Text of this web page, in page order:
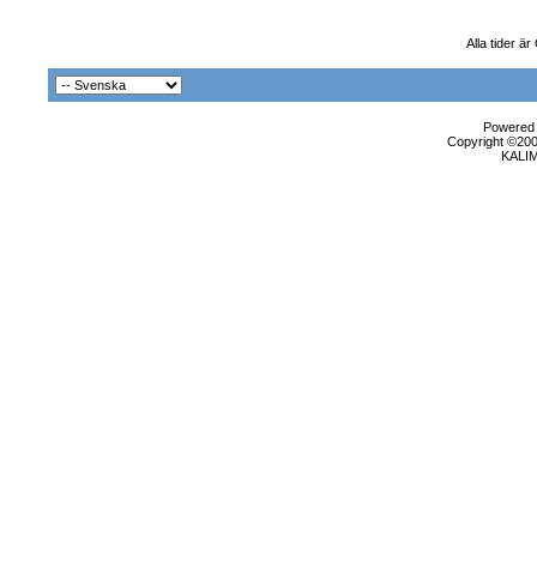
Alla tider är
Copyright